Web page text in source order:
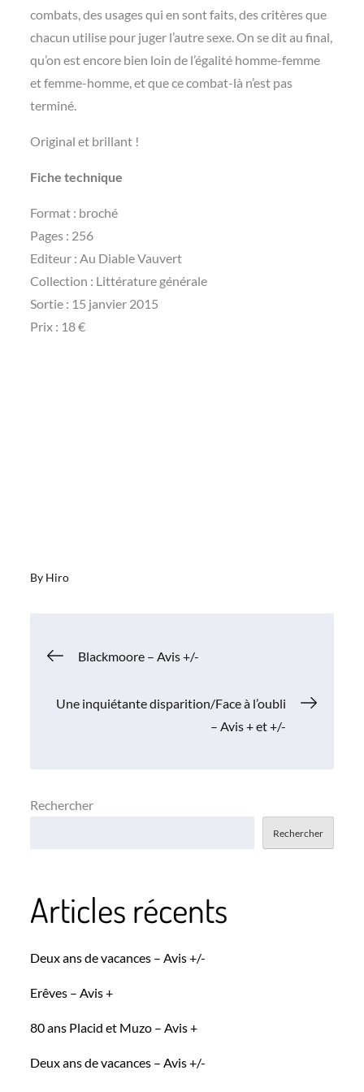
combats, des usages qui en sont faits, des critères que
chacun utilise pour juger l’autre sexe. On se dit au final,
qu’on est encore bien loin de l’égalité homme-femme
et femme-homme, et que ce combat-là n’est pas
terminé.
Original et brillant !
Fiche technique
Format : broché
Pages : 256
Editeur : Au Diable Vauvert
Collection : Littérature générale
Sortie : 15 janvier 2015
Prix : 18 €
By Hiro
Navigation
de
Blackmoore – Avis +/-
Une inquiétante disparition/Face à l’oubli
– Avis + et +/-
Rechercher
Rechercher
Articles récents
Deux ans de vacances – Avis +/-
Erêves – Avis +
80 ans Placid et Muzo – Avis +
Deux ans de vacances – Avis +/-